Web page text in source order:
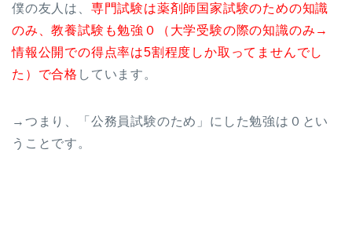
僕の友人は、 専門試験は薬剤師国家試験のための知識
のみ、教養試験も勉強０（大学受験の際の知識のみ→
情報公開での得点率は5割程度しか取ってませんでし
た）で合格 しています。
→つまり、「公務員試験のため」にした勉強は０とい
うことです。